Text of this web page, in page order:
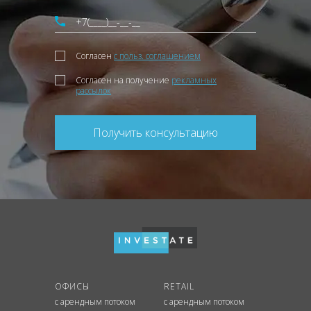
Согласен с польз. соглашением
Согласен на получение рекламных
рассылок
Получить консультацию
ОФИСЫ
с арендным потоком
RETAIL
с арендным потоком